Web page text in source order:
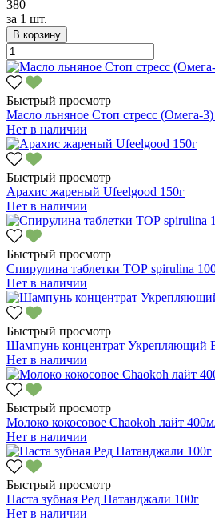
380
за 1 шт.
В корзину
Быстрый просмотр
Масло льняное Стоп стресс (Омега-
Нет в наличии
Быстрый просмотр
Арахис жареный Ufeelgood 150г
Нет в наличии
Быстрый просмотр
Спирулина таблетки ТОР spirulina
Нет в наличии
Быстрый просмотр
Шампунь концентрат Укрепляющий
Нет в наличии
Быстрый просмотр
Молоко кокосовое Chaokoh лайт
Нет в наличии
Быстрый просмотр
Паста зубная Ред Патанджали 100г
Нет в наличии